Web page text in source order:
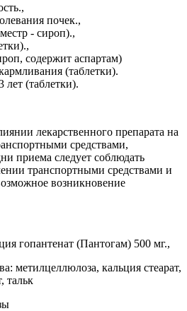
почек.,
- сироп).,
содержит аспартам)
(таблетки).
лет (таблетки).
лекарственного препарата на
средствами,
приема следует соблюдать
транспортными средствами и
возникновение
гопантенат (Пантогам) 500 мг.,
метилцеллюлоза, кальция стеарат,
тальк